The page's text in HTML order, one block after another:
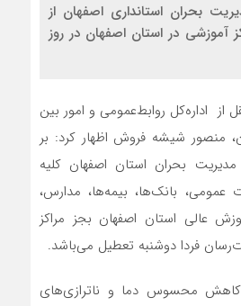
بحران استانداری اصفهان از
آموزشی در استان اصفهان در روز
از اداره‌کل روابط‌عمومی و امور بین‌
منصور شیشه‌ فروش اظهار کرد: بر
بحران استان اصفهان کلیه
عمومی، بانک‌ها، بیمه‌ها، مدارس،
عالی استان اصفهان بجز مراکز
فردا دوشنبه تعطیل می‌باشد.
کاهش محسوس دما و ناترازی‌های